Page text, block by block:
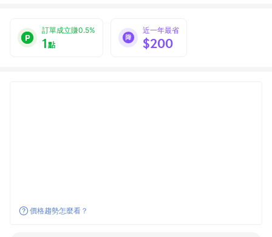
訂單成立賺0.5%
1點
近一年最省
$200
價格趨勢怎麼看？